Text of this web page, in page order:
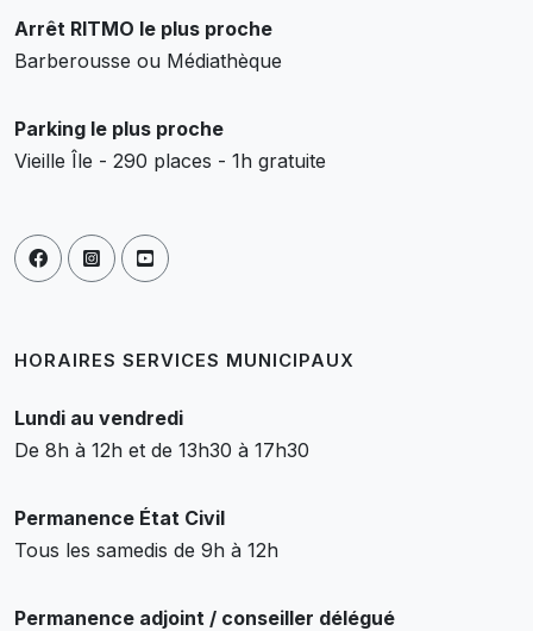
Arrêt RITMO le plus proche
Barberousse ou Médiathèque
Parking le plus proche
Vieille Île - 290 places - 1h gratuite
HORAIRES SERVICES MUNICIPAUX
Lundi au vendredi
De 8h à 12h et de 13h30 à 17h30
Permanence État Civil
Tous les samedis de 9h à 12h
Permanence adjoint / conseiller délégué